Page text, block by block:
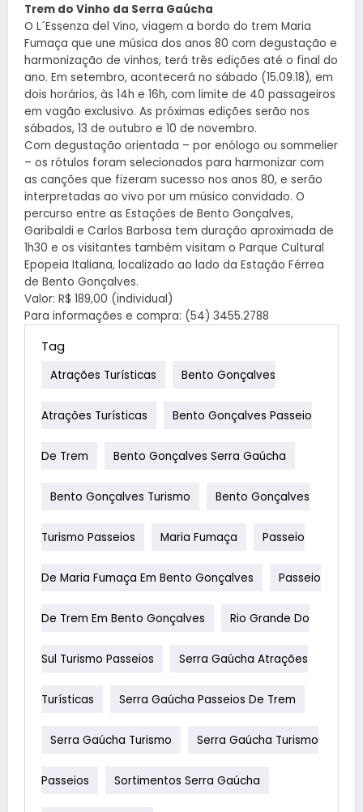
Trem do Vinho da Serra Gaúcha
O L´Essenza del Vino, viagem a bordo do trem Maria
Fumaça que une música dos anos 80 com degustação e
harmonização de vinhos, terá três edições até o final do
ano. Em setembro, acontecerá no sábado (15.09.18), em
dois horários, às 14h e 16h, com limite de 40 passageiros
em vagão exclusivo. As próximas edições serão nos
sábados, 13 de outubro e 10 de novembro.
Com degustação orientada – por enólogo ou sommelier
– os rótulos foram selecionados para harmonizar com
as canções que fizeram sucesso nos anos 80, e serão
interpretadas ao vivo por um músico convidado. O
percurso entre as Estações de Bento Gonçalves,
Garibaldi e Carlos Barbosa tem duração aproximada de
1h30 e os visitantes também visitam o Parque Cultural
Epopeia Italiana, localizado ao lado da Estação Férrea
de Bento Gonçalves.
Valor: R$ 189,00 (individual)
Para informações e compra: (54) 3455.2788
Tag
Atrações Turísticas Bento Gonçalves
Atrações Turísticas Bento Gonçalves Passeio
De Trem Bento Gonçalves Serra Gaúcha
Bento Gonçalves Turismo Bento Gonçalves
Turismo Passeios Maria Fumaça Passeio
De Maria Fumaça Em Bento Gonçalves Passeio
De Trem Em Bento Gonçalves Rio Grande Do
Sul Turismo Passeios Serra Gaúcha Atrações
Turísticas Serra Gaúcha Passeios De Trem
Serra Gaúcha Turismo Serra Gaúcha Turismo
Passeios Sortimentos Serra Gaúcha